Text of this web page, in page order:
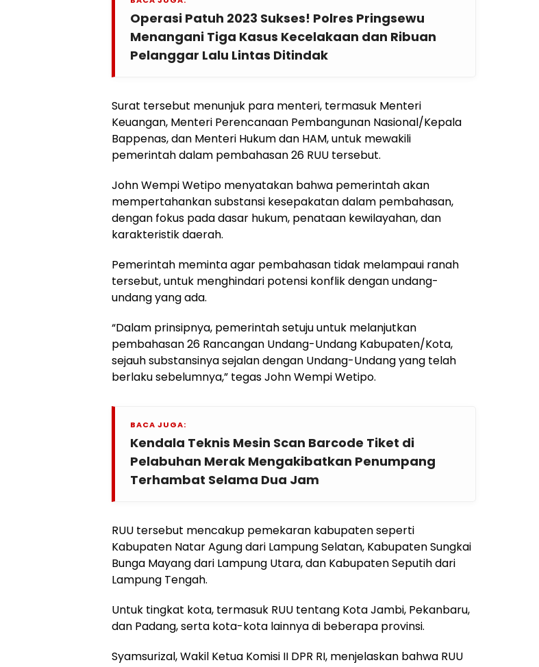
Operasi Patuh 2023 Sukses! Polres Pringsewu
Menangani Tiga Kasus Kecelakaan dan Ribuan
Pelanggar Lalu Lintas Ditindak
Surat tersebut menunjuk para menteri, termasuk Menteri
Keuangan, Menteri Perencanaan Pembangunan Nasional/Kepala
Bappenas, dan Menteri Hukum dan HAM, untuk mewakili
pemerintah dalam pembahasan 26 RUU tersebut.
John Wempi Wetipo menyatakan bahwa pemerintah akan
mempertahankan substansi kesepakatan dalam pembahasan,
dengan fokus pada dasar hukum, penataan kewilayahan, dan
karakteristik daerah.
Pemerintah meminta agar pembahasan tidak melampaui ranah
tersebut, untuk menghindari potensi konflik dengan undang-
undang yang ada.
“Dalam prinsipnya, pemerintah setuju untuk melanjutkan
pembahasan 26 Rancangan Undang-Undang Kabupaten/Kota,
sejauh substansinya sejalan dengan Undang-Undang yang telah
berlaku sebelumnya,” tegas John Wempi Wetipo.
BACA JUGA:
Kendala Teknis Mesin Scan Barcode Tiket di
Pelabuhan Merak Mengakibatkan Penumpang
Terhambat Selama Dua Jam
RUU tersebut mencakup pemekaran kabupaten seperti
Kabupaten Natar Agung dari Lampung Selatan, Kabupaten Sungkai
Bunga Mayang dari Lampung Utara, dan Kabupaten Seputih dari
Lampung Tengah.
Untuk tingkat kota, termasuk RUU tentang Kota Jambi, Pekanbaru,
dan Padang, serta kota-kota lainnya di beberapa provinsi.
Syamsurizal, Wakil Ketua Komisi II DPR RI, menjelaskan bahwa RUU